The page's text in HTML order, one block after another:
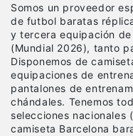
Somos un proveedor
de futbol baratas
y tercera equipación
(Mundial 2026), tanto
Disponemos de
equipaciones de
pantalones de
chándales. Tenemos
selecciones nacionales
camiseta Barcelona